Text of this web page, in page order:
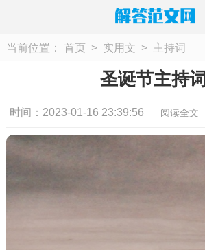
当前位置： 首页 > 实用文 > 主持词
圣诞节主持词
时间：2023-01-16 23:39:56 阅读全文